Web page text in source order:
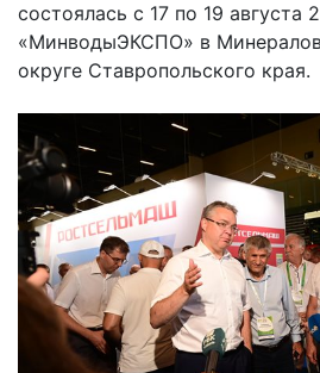
состоялась с 17 по 19
«МинводыЭКСПО» в
округе Ставропольского края.